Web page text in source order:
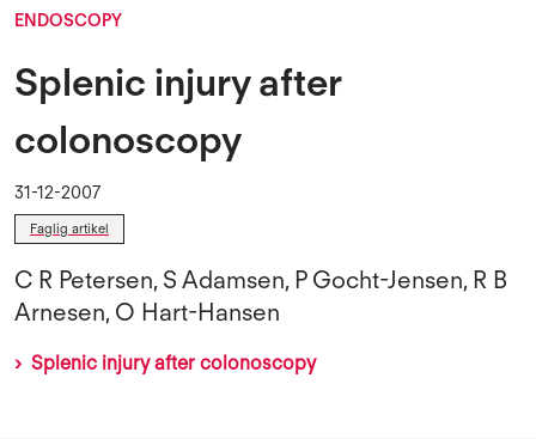
ENDOSCOPY
Splenic injury after
colonoscopy
31-12-2007
Faglig artikel
C R Petersen, S Adamsen, P Gocht-Jensen, R B
Arnesen, O Hart-Hansen
Splenic injury after colonoscopy